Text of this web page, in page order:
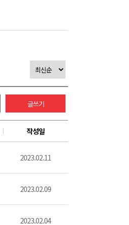
글쓰기
작성일
2023.02.11
2023.02.09
2023.02.04